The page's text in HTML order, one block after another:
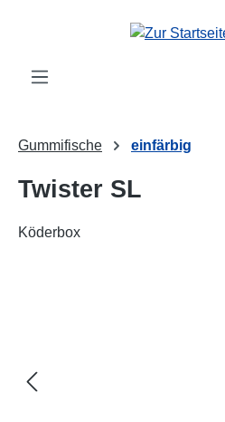
Gummifische einfärbig
Twister SL
Köderbox